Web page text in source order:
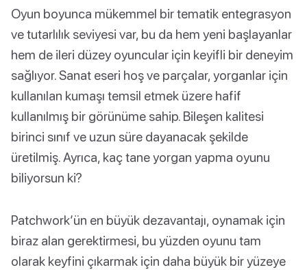
Oyun boyunca mükemmel bir tematik entegrasyon
ve tutarlılık seviyesi var, bu da hem yeni başlayanlar
hem de ileri düzey oyuncular için keyifli bir deneyim
sağlıyor. Sanat eseri hoş ve parçalar, yorganlar için
kullanılan kumaşı temsil etmek üzere hafif
kullanılmış bir görünüme sahip. Bileşen kalitesi
birinci sınıf ve uzun süre dayanacak şekilde
üretilmiş. Ayrıca, kaç tane yorgan yapma oyunu
biliyorsun ki?
Patchwork’ün en büyük dezavantajı, oynamak için
biraz alan gerektirmesi, bu yüzden oyunu tam
olarak keyfini çıkarmak için daha büyük bir yüzeye